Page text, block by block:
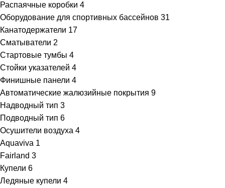
Распаячные коробки 4
Оборудование для спортивных бассейнов 31
Канатодержатели 17
Сматыватели 2
Стартовые тумбы 4
Стойки указателей 4
Финишные панели 4
Автоматические жалюзийные покрытия 9
Надводный тип 3
Подводный тип 6
Осушители воздуха 4
Aquaviva 1
Fairland 3
Купели 6
Ледяные купели 4